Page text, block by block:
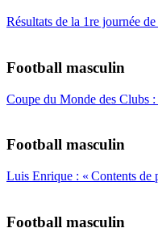
Résultats de la 1re journée
Football masculin
Coupe du Monde des Clubs
Football masculin
Luis Enrique : « Contents de
Football masculin